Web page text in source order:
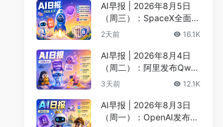
AI早报 | 2026年8月5日
（周三）：SpaceX全面押
注英伟达布局太空AI、四
2天前 16.1K
AI早报 | 2026年8月4日
（周二）：阿里发布Qwen
3.8-Max旗舰模型、MiniM
3天前 12.1K
AI早报 | 2026年8月3日
（周一）：OpenAI发布Pr